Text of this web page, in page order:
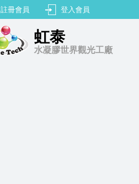
註冊會員 登入會員
虹泰